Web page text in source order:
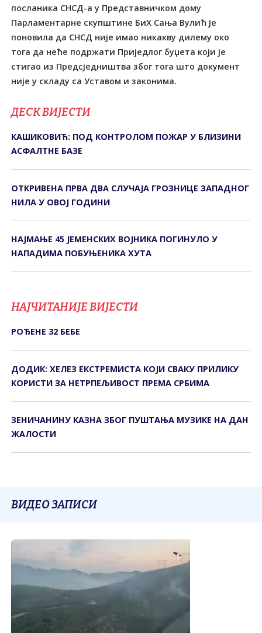
посланика СНСД-а у Представничком дому
Парламентарне скупштине БиХ Сања Вулић је
поновила да СНСД није имао никакву дилему око
тога да неће подржати Приједлог буџета који је
стигао из Предсједништва због тога што документ
није у складу са Уставом и законима.
ДЕСК ВИЈЕСТИ
КАШИКОВИЋ: ПОД КОНТРОЛОМ ПОЖАР У БЛИЗИНИ
АСФАЛТНЕ БАЗЕ
ОТКРИВЕНА ПРВА ДВА СЛУЧАЈА ГРОЗНИЦЕ ЗАПАДНОГ
НИЛА У ОВОЈ ГОДИНИ
НАЈМАЊЕ 45 ЈЕМЕНСКИХ ВОЈНИКА ПОГИНУЛО У
НАПАДИМА ПОБУЊЕНИКА ХУТА
НАЈЧИТАНИЈЕ ВИЈЕСТИ
РОЂЕНЕ 32 БЕБЕ
ДОДИК: ХЕЛЕЗ ЕКСТРЕМИСТА КОЈИ СВАКУ ПРИЛИКУ
КОРИСТИ ЗА НЕТРПЕЉИВОСТ ПРЕМА СРБИМА
ЗЕНИЧАНИНУ КАЗНА ЗБОГ ПУШТАЊА МУЗИКЕ НА ДАН
ЖАЛОСТИ
ВИДЕО ЗАПИСИ